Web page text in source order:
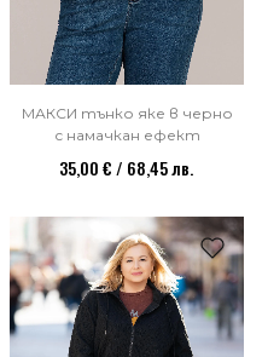
МАКСИ тънко яке в черно
с намачкан ефект
35,00 € / 68,45 лв.